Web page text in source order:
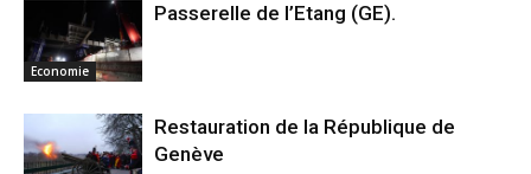
Economie
Passerelle de l’Etang (GE).
Restauration de la République de
Genève